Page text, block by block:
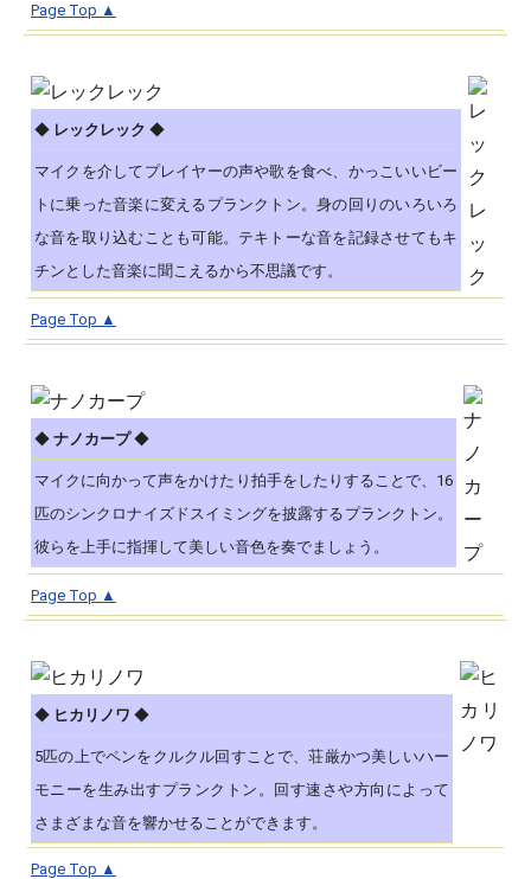
Page Top ▲
◆ レックレック ◆
マイクを介してプレイヤーの声や歌を食べ、かっこいいビー
トに乗った音楽に変えるプランクトン。身の回りのいろいろ
な音を取り込むことも可能。テキトーな音を記録させてもキ
チンとした音楽に聞こえるから不思議です。
Page Top ▲
◆ ナノカープ◆
マイクに向かって声をかけたり拍手をしたりすることで、16
匹のシンクロナイズドスイミングを披露するプランクトン。
彼らを上手に指揮して美しい音色を奏でましょう。
Page Top ▲
◆ ヒカリノワ ◆
5匹の上でペンをクルクル回すことで、荘厳かつ美しいハー
モニーを生み出すプランクトン。回す速さや方向によって
さまざまな音を響かせることができます。
Page Top ▲